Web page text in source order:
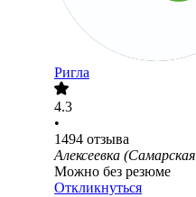
Ригла
4.3
•
1494 отзыва
Алексеевка
Можно без резюме
Откликнуться